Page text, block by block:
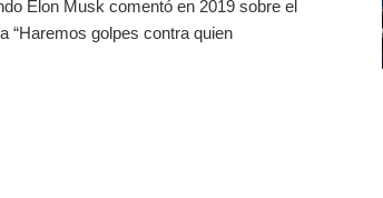
Elon Musk comentó en 2019 sobre el
“Haremos golpes contra quien